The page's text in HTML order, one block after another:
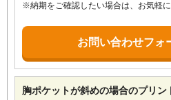
納期をご確認したい場合は、お気軽
お問い合わせフォ
胸ポケットが斜めの場合のプリン